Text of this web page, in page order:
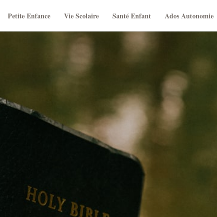
Petite Enfance Vie Scolaire Santé Enfant Ados Autonomie